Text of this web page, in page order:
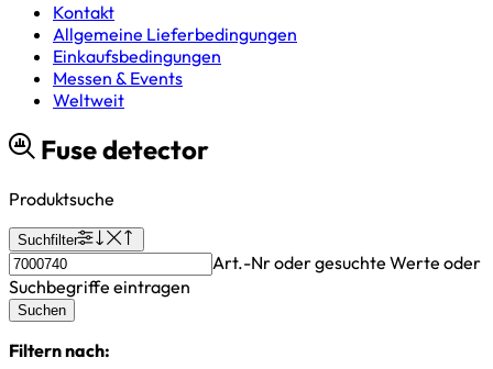
Kontakt
Allgemeine Lieferbedingungen
Einkaufsbedingungen
Messen & Events
Weltweit
Fuse detector
Produktsuche
Suchfilter
Art.-Nr oder gesuchte Werte oder
Suchbegriffe eintragen
Suchen
Filtern nach: